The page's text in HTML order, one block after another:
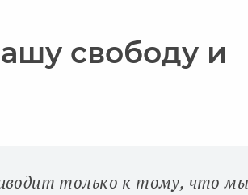
свободу и
только к тому, что